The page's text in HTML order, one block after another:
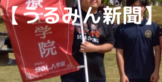
【うるみん新聞